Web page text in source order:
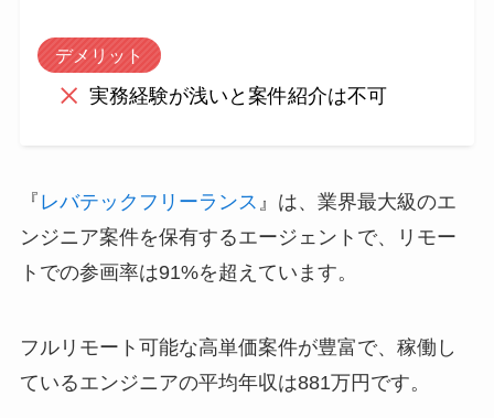
デメリット
実務経験が浅いと案件紹介は不可
『 レバテックフリーランス 』は、業界最大級のエ
ンジニア案件を保有するエージェントで、リモー
トでの参画率は91%を超えています。
フルリモート可能な高単価案件が豊富で、稼働し
ているエンジニアの平均年収は881万円です。